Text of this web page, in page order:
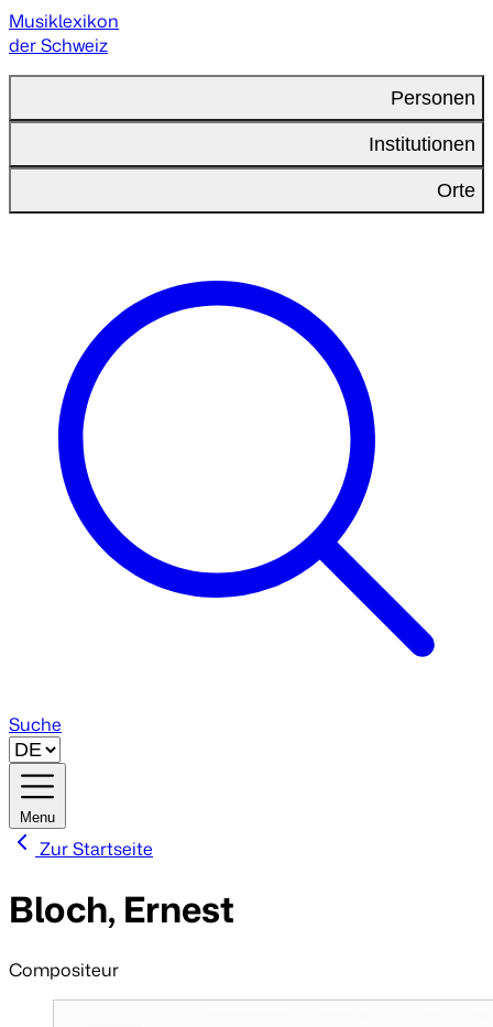
Musiklexikon
der Schweiz
Personen
Institutionen
Orte
Suche
Menu
Zur Startseite
Bloch, Ernest
Compositeur